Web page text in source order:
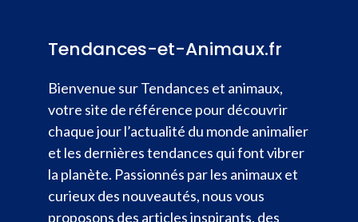
Tendances-et-Animaux.fr
Bienvenue sur Tendances et animaux,
votre site de référence pour découvrir
chaque jour l’actualité du monde animalier
et les dernières tendances qui font vibrer
la planète. Passionnés par les animaux et
curieux des nouveautés, nous vous
proposons des articles inspirants, des